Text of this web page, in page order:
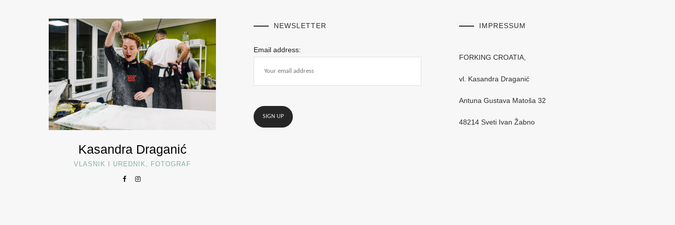
Kasandra Draganić
VLASNIK I UREDNIK, FOTOGRAF
NEWSLETTER
Email address:
IMPRESSUM
FORKING CROATIA,
vl. Kasandra Draganić
Antuna Gustava Matoša 32
48214 Sveti Ivan Žabno